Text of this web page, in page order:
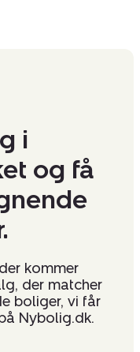
i
og få
kommer
der matcher
boliger, vi får
Nybolig.dk.